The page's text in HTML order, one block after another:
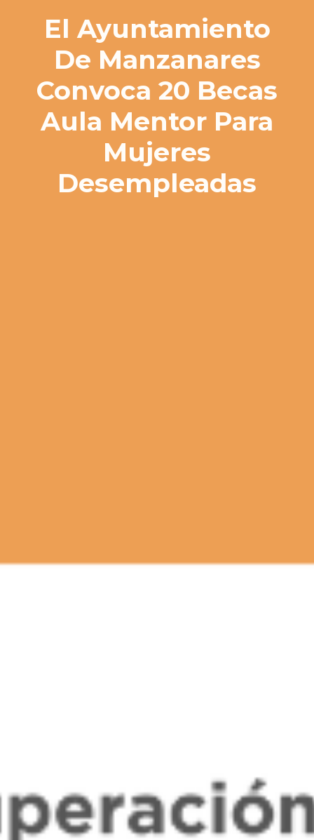
El Ayuntamiento
De Manzanares
Convoca 20 Becas
Aula Mentor Para
Mujeres
Desempleadas